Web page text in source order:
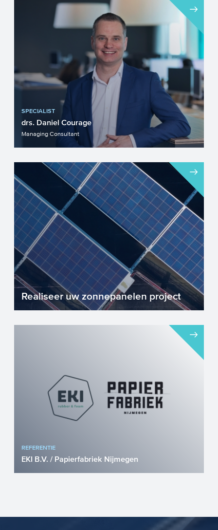
SPECIALIST
drs. Daniel Courage
Managing Consultant
Realiseer uw zonnepanelen project
REFERENTIE
EKI B.V. / Papierfabriek Nijmegen
relevanter dan ooit, niet all...